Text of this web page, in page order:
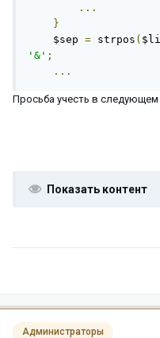
...
}
    $sep
= strpos (
'&' ;
...
Просьба учесть в
Показать контент
Администраторы